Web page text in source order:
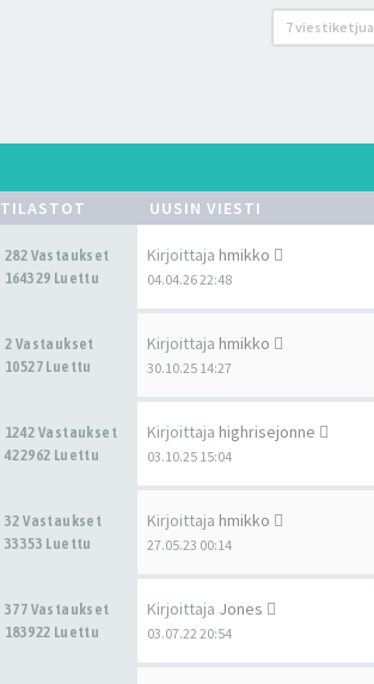
7 viestiketjua
TILASTOT UUSIN VIESTI
282 Vastaukset
164329 Luettu
Kirjoittaja hmikko
04.04.26 22:48
2 Vastaukset
10527 Luettu
Kirjoittaja hmikko
30.10.25 14:27
1242 Vastaukset
422962 Luettu
Kirjoittaja highrisejonne
03.10.25 15:04
32 Vastaukset
33353 Luettu
Kirjoittaja hmikko
27.05.23 00:14
377 Vastaukset
183922 Luettu
Kirjoittaja Jones
03.07.22 20:54